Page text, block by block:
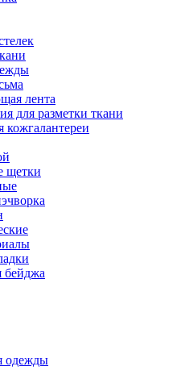
лента
для разметки ткани
щетки
бейджа
одежды